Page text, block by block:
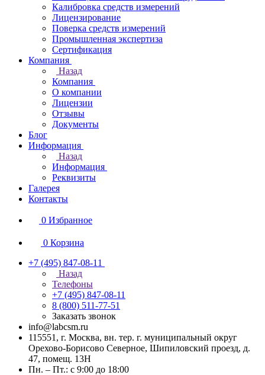
Калибровка средств измерений
Лицензирование
Поверка средств измерений
Промышленная экспертиза
Сертификация
Компания
Назад
Компания
О компании
Лицензии
Отзывы
Документы
Блог
Информация
Назад
Информация
Реквизиты
Галерея
Контакты
0 Избранное
0 Корзина
+7 (495) 847-08-11
Назад
Телефоны
+7 (495) 847-08-11
8 (800) 511-77-51
Заказать звонок
info@labcsm.ru
115551, г. Москва, вн. тер. г. муниципальный округ
Орехово-Борисово Северное, Шипиловский проезд, д.
47, помещ. 13Н
Пн. – Пт.: с 9:00 до 18:00